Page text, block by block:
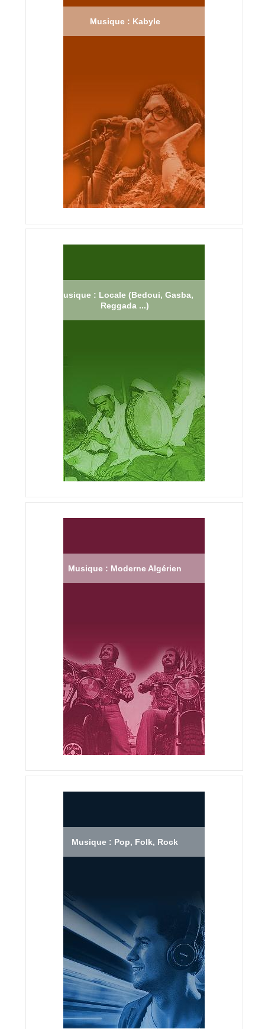
Musique : Kabyle
Musique : Locale (Bedoui, Gasba,
Reggada ...)
Musique : Moderne Algérien
Musique : Pop, Folk, Rock